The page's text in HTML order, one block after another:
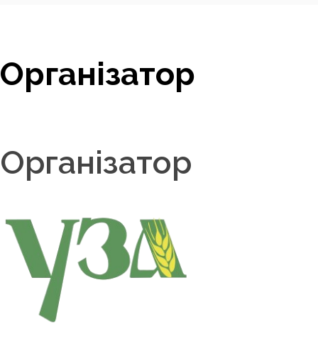
Організатор
Організатор